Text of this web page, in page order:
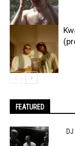
FEATURED
DJ